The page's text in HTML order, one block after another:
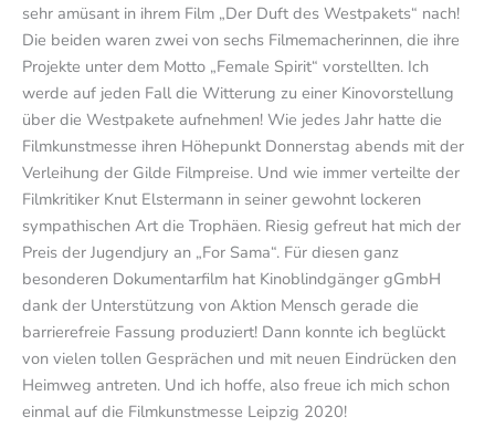
sehr amüsant in ihrem Film „Der Duft des Westpakets“ nach!
Die beiden waren zwei von sechs Filmemacherinnen, die ihre
Projekte unter dem Motto „Female Spirit“ vorstellten. Ich
werde auf jeden Fall die Witterung zu einer Kinovorstellung
über die Westpakete aufnehmen! Wie jedes Jahr hatte die
Filmkunstmesse ihren Höhepunkt Donnerstag abends mit der
Verleihung der Gilde Filmpreise. Und wie immer verteilte der
Filmkritiker Knut Elstermann in seiner gewohnt lockeren
sympathischen Art die Trophäen. Riesig gefreut hat mich der
Preis der Jugendjury an „For Sama“. Für diesen ganz
besonderen Dokumentarfilm hat Kinoblindgänger gGmbH
dank der Unterstützung von Aktion Mensch gerade die
barrierefreie Fassung produziert! Dann konnte ich beglückt
von vielen tollen Gesprächen und mit neuen Eindrücken den
Heimweg antreten. Und ich hoffe, also freue ich mich schon
einmal auf die Filmkunstmesse Leipzig 2020!